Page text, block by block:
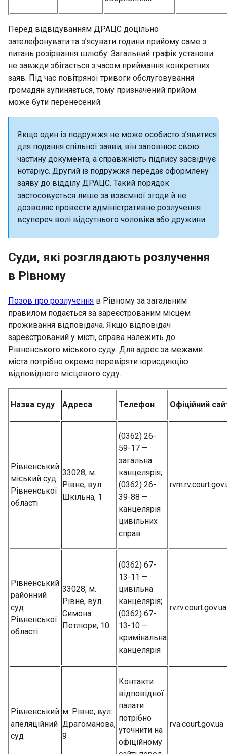
Перед відвідуванням ДРАЦС доцільно
зателефонувати та з’ясувати години прийому саме з
питань розірвання шлюбу. Загальний графік установи
не завжди збігається з часом приймання конкретних
заяв. Під час повітряної тривоги обслуговування
громадян зупиняється, тому призначений прийом
може бути перенесений.
Якщо один із подружжя не може особисто з’явитися
для подання спільної заяви, він заповнює свою
частину документа, а справжність підпису засвідчує
нотаріус. Другий із подружжя передає оформлену
заяву до відділу ДРАЦС. Такий порядок
застосовується лише за взаємної згоди й не
дозволяє провести адміністративне розлучення
всупереч волі відсутнього чоловіка або дружини.
Суди, які розглядають розлучення
в Рівному
Позов про розлучення в Рівному за загальним
правилом подається за зареєстрованим місцем
проживання відповідача. Якщо відповідач
зареєстрований у місті, справа належить до
Рівненського міського суду. Для адрес за межами
міста потрібно окремо перевіряти юрисдикцію
відповідного місцевого суду.
Назва суду Адреса Телефон Офіційний
Рівненський
міський суд
Рівненської
області
33028, м.
Рівне, вул.
Шкільна, 1
(0362) 26-
59-17 —
загальна
канцелярія;
(0362) 26-
39-88 —
канцелярія
цивільних
справ
Рівненський
районний
суд
Рівненської
області
33028, м.
Рівне, вул.
Симона
Петлюри, 10
(0362) 67-
13-11 —
цивільна
канцелярія;
(0362) 67-
13-10 —
кримінальна
канцелярія
rv.rv.court.gov.ua
Рівненський
апеляційний
суд
м. Рівне, вул.
Драгоманова,
9
Контакти
відповідної
палати
потрібно
уточнити на
офіційному
rva.court.gov.ua